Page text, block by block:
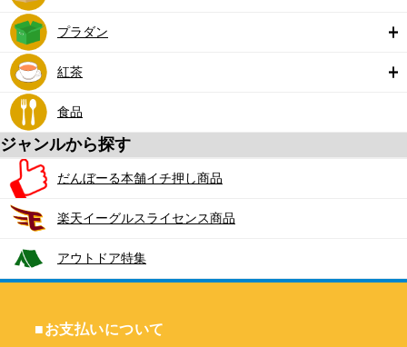
プラダン
紅茶
食品
ジャンルから探す
だんぼーる本舗イチ押し商品
楽天イーグルスライセンス商品
アウトドア特集
■お支払いについて